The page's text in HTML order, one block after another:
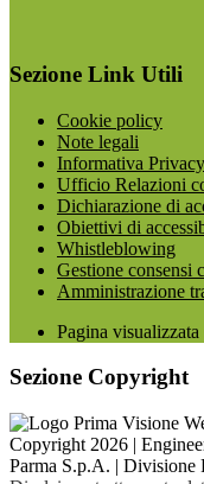
Sezione Link Utili
Cookie policy
Note legali
Informativa Privacy
Ufficio Relazioni
Dichiarazione di
Obiettivi di
Whistleblowing
Gestione consensi
Amministrazione
Pagina visualizzata
Sezione Copyright
Copyright 2026 |
Parma S.p.A. |